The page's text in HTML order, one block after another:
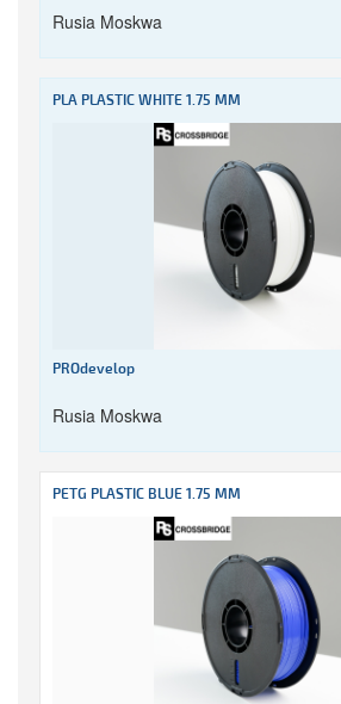
Rusia Moskwa
PLA PLASTIC WHITE 1.75 MM
PROdevelop
Rusia Moskwa
PETG PLASTIC BLUE 1.75 MM